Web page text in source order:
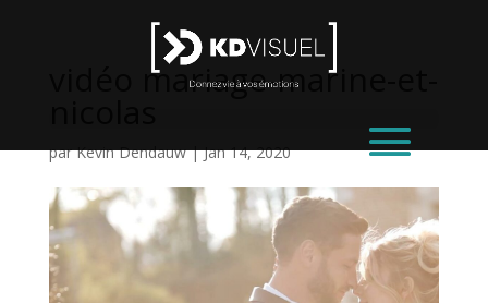
vidéo mariage-marine-et-
parKevin Dendauw|Jan 14, 2020